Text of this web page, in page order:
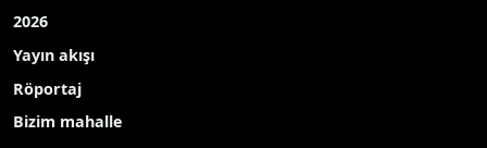
2026
Yayın akışı
Röportaj
Bizim mahalle